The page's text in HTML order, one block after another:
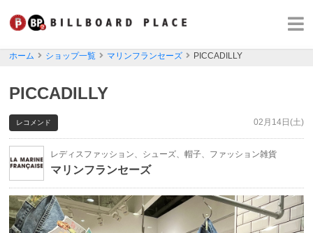
ホーム ショップ一覧 マリンフランセーズ PICCADILLY
PICCADILLY
02月14日(土)
レコメンド
レディスファッション、シューズ、帽子、ファッション雑貨
マリンフランセーズ